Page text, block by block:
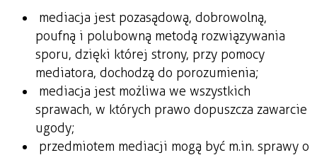
mediacja jest pozasądową, dobrowolną,
poufną i polubowną metodą rozwiązywania
sporu, dzięki której strony, przy pomocy
mediatora, dochodzą do porozumienia;
mediacja jest możliwa we wszystkich
sprawach, w których prawo dopuszcza zawarcie
ugody;
przedmiotem mediacji mogą być m.in. sprawy o